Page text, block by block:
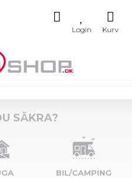
SÄKRA?
BIL/CAMPING